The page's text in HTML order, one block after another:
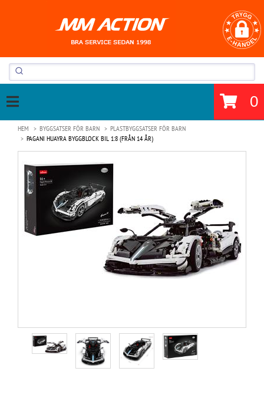
0
HEM BYGGSATSER FÖR BARN
PLASTBYGGSATSER FÖR BARN
PAGANI HUAYRA BYGGBLOCK BIL 1:8 (FRÅN 14 ÅR)